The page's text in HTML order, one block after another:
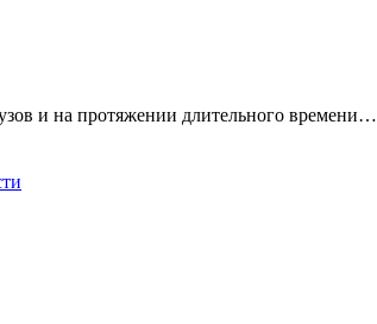
и на протяжении длительного времени…